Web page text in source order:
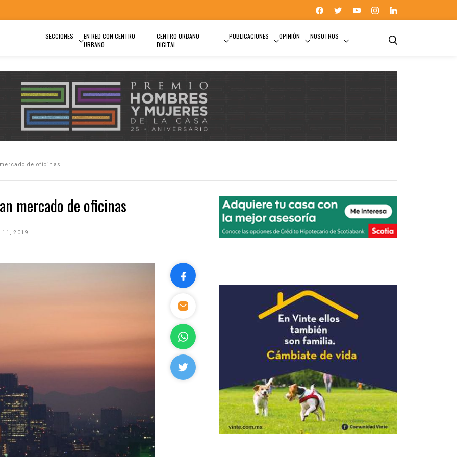
SECCIONES
EN RED CON CENTRO
URBANO
CENTRO URBANO
DIGITAL
PUBLICACIONES OPINIÓN NOSOTROS
de oficinas
mercado de oficinas
11, 2019